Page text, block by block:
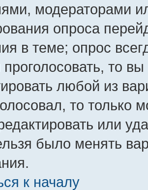
модераторами
опроса
в теме; опрос
проголосовать, то
любой из
то только
или
было менять
к началу